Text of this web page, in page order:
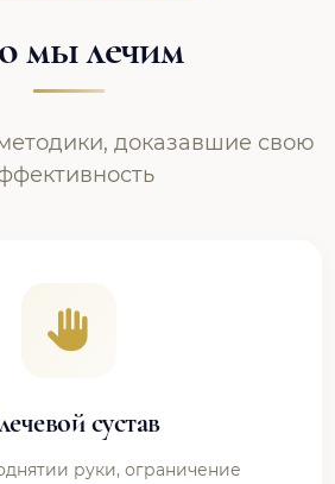
мы лечим
доказавшие свою
сустав
руки, ограничение